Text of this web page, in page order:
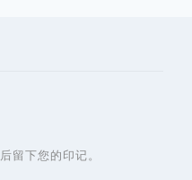
后留下您的印记。